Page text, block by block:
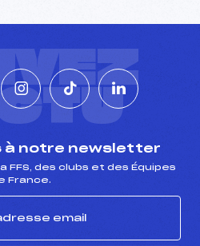
à notre newsletter
FFS, des clubs et des Équipes
France.